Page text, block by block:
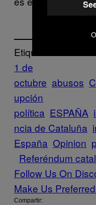
Etiquetado:
1 de
octubre abusos
upción
política ESPAÑA
ncia de Cataluña
España Opinion
Referéndum
Follow Us On
Make Us
Compartir: